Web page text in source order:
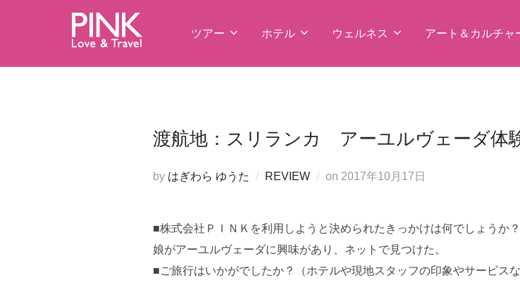
ン
ツアー ホテル ウェルネス アート＆カルチャ
渡航地：スリランカ アーユルヴェーダ
by はぎわら ゆうた REVIEW on 投
2017年10月17日
■株式会社ＰＩＮＫを利用しようと決められたきっかけは何でしょうか？
娘がアーユルヴェーダに興味があり、ネットで見つけた。
■ご旅行はいかがでしたか？（ホテルや現地スタッフの印象やサービスな